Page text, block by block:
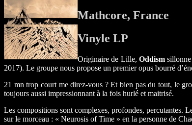
Mathcore, France
Vinyle LP
Originaire de Lille,Oddism
2017). Le groupe nous propose un premier opus bourré
21 mn trop court me direz-vous ? Et bien pas du tout, le
toujours aussi impressionnant à la fois hurlé et maitrisé.
Les compositions sont complexes, profondes, percutantes.
sur le morceau : « Neurosis of Time » en la personne de